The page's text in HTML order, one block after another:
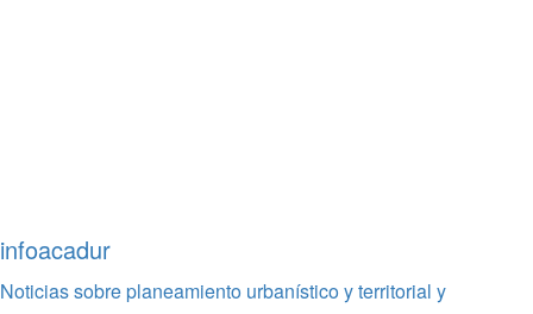
infoacadur
Noticias sobre planeamiento urbanístico y territorial y